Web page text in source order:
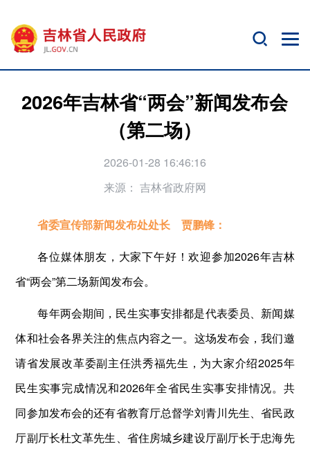
2026年吉林省“两会”新闻发布会
（第二场）
2026-01-28 16:46:16
来源： 吉林省政府网
省委宣传部新闻发布处处长 贾鹏锋：
各位媒体朋友，大家下午好！欢迎参加2026年吉林
省“两会”第二场新闻发布会。
每年两会期间，民生实事安排都是代表委员、新闻媒
体和社会各界关注的焦点内容之一。这场发布会，我们邀
请省发展改革委副主任洪秀福先生，为大家介绍2025年
民生实事完成情况和2026年全省民生实事安排情况。共
同参加发布会的还有省教育厅总督学刘青川先生、省民政
厅副厅长杜文革先生、省住房城乡建设厅副厅长于忠海先